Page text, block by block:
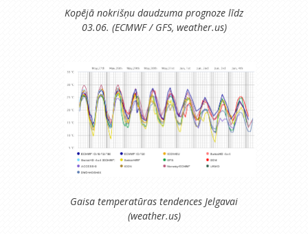
Kopējā nokrišņu daudzuma prognoze līdz
03.06. (ECMWF / GFS, weather.us)
Gaisa temperatūras tendences Jelgavai
(weather.us)